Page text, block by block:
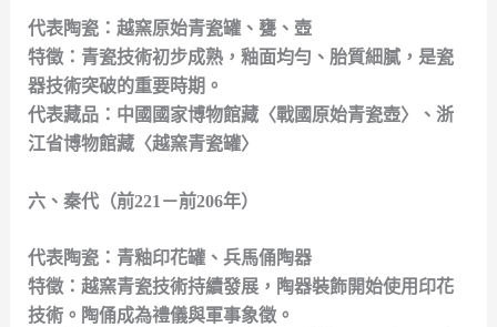
代表陶瓷：越窯原始青瓷罐、甕、壺
特徵：青瓷技術初步成熟，釉面均勻、胎質細膩，是瓷
器技術突破的重要時期。
代表藏品：中國國家博物館藏〈戰國原始青瓷壺〉、浙
江省博物館藏〈越窯青瓷罐〉
六、秦代（前221－前206年）
代表陶瓷：青釉印花罐、兵馬俑陶器
特徵：越窯青瓷技術持續發展，陶器裝飾開始使用印花
技術。陶俑成為禮儀與軍事象徵。